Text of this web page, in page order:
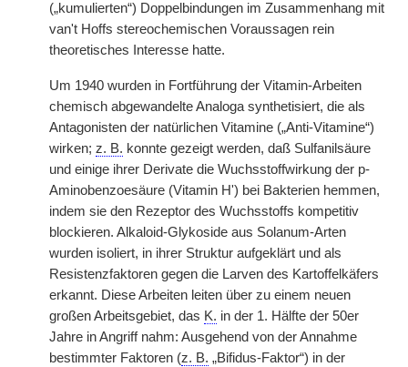
(„kumulierten“) Doppelbindungen im Zusammenhang mit
van't Hoffs stereochemischen Voraussagen rein
theoretisches Interesse hatte.
Um 1940 wurden in Fortführung der Vitamin-Arbeiten
chemisch abgewandelte Analoga synthetisiert, die als
Antagonisten der natürlichen Vitamine („Anti-Vitamine“)
wirken; z. B. konnte gezeigt werden, daß Sulfanilsäure
und einige ihrer Derivate die Wuchsstoffwirkung der p-
Aminobenzoesäure (Vitamin H') bei Bakterien hemmen,
indem sie den Rezeptor des Wuchsstoffs kompetitiv
blockieren. Alkaloid-Glykoside aus Solanum-Arten
wurden isoliert, in ihrer Struktur aufgeklärt und als
Resistenzfaktoren gegen die Larven des Kartoffelkäfers
erkannt. Diese Arbeiten leiten über zu einem neuen
großen Arbeitsgebiet, das K. in der 1. Hälfte der 50er
Jahre in Angriff nahm: Ausgehend von der Annahme
bestimmter Faktoren (z. B. „Bifidus-Faktor“) in der